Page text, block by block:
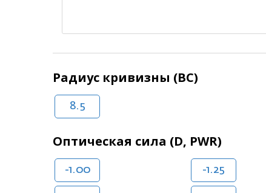
Радиус кривизны (BC)
8.5
Оптическая сила (D, PWR)
-1.00 -1.25